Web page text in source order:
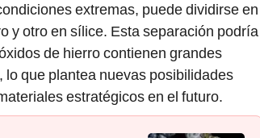
extremas, puede dividirse en
y otro en sílice. Esta separación podría
de hierro contienen grandes
que plantea nuevas posibilidades
estratégicos en el futuro.